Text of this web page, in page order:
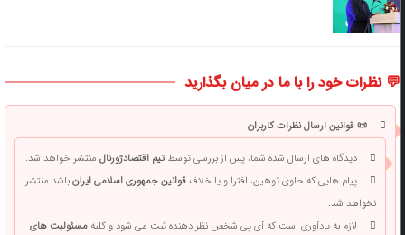
💬 نظرات خود را با ما در میان بگذارید
📜 قوانین ارسال نظرات کاربران
دیدگاه های ارسال شده شما، پس از بررسی توسطتیم اقتصادژورنالمنتشر خواهد شد.
پیام هایی که حاوی توهین، افترا و یا خلافقوانین جمهوری اسلامی ایرانباشد منتشر
نخواهد شد.
لازم به یادآوری است که آی پی شخص نظر دهنده ثبت می شود و کلیهمسئولیت های